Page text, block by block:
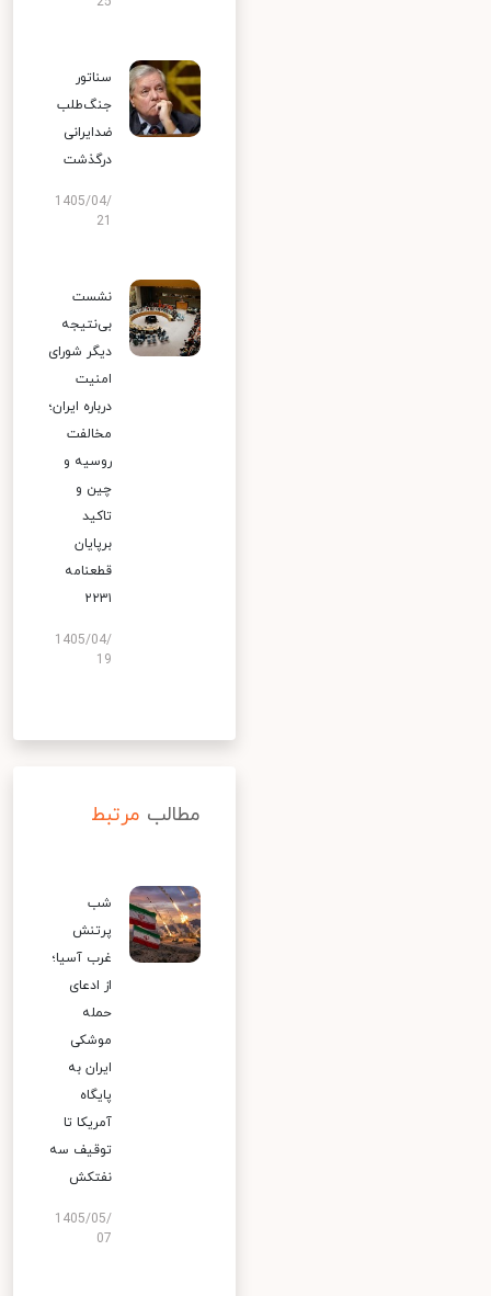
سناتور
جنگ‌طلب
ضدایرانی
درگذشت
1405/04/
نشست
بی‌نتیجه
دیگر شورای
امنیت
درباره ایران؛
مخالفت
روسیه و
چین و
تاکید
برپایان
قطعنامه
۲۲۳۱
1405/04/
19
مطالب مرتبط
شب
پرتنش
غرب آسیا؛
از ادعای
حمله
موشکی
ایران به
پایگاه
آمریکا تا
توقیف سه
نفتکش
1405/05/
07